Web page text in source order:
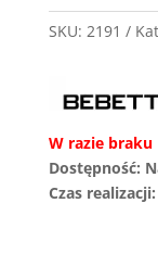
SKU: 2191
W razie braku
Dostępność:
Czas